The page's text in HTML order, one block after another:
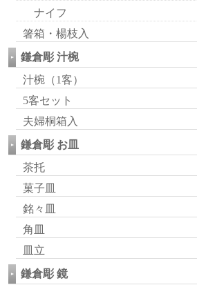
ナイフ
箸箱・楊枝入
鎌倉彫 汁椀
汁椀（1客）
5客セット
夫婦桐箱入
鎌倉彫 お皿
茶托
菓子皿
銘々皿
角皿
皿立
鎌倉彫 鏡